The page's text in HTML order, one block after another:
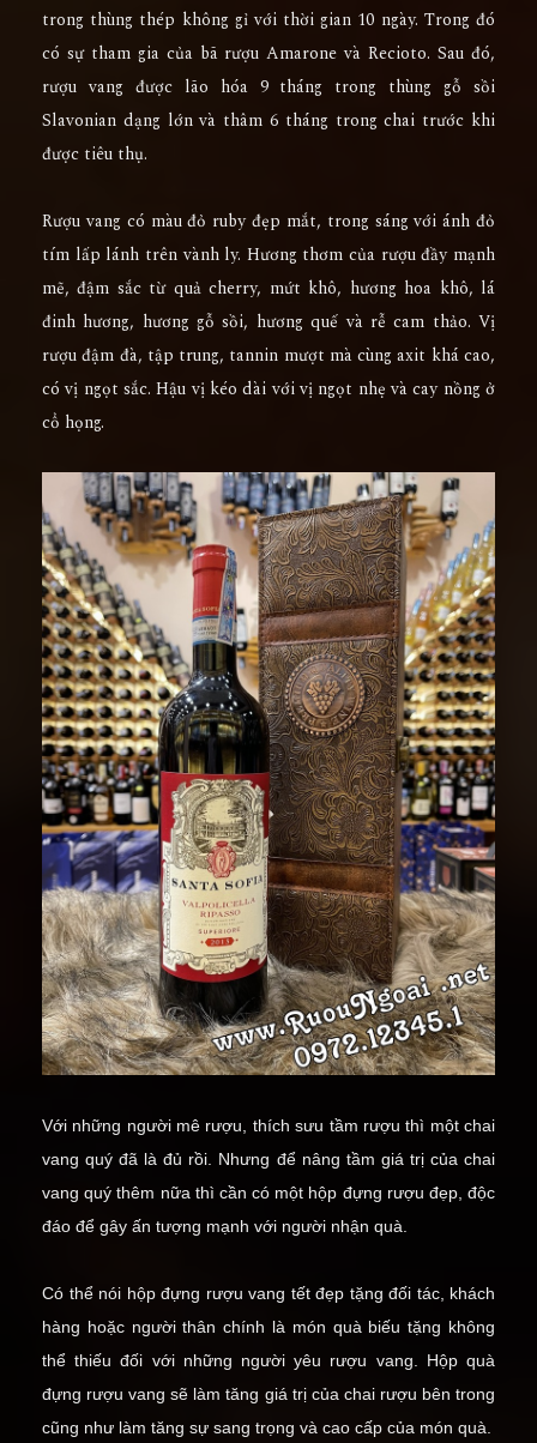
trong thùng thép không gỉ với thời gian 10 ngày. Trong đó
có sự tham gia của bã rượu Amarone và Recioto. Sau đó,
rượu vang được lão hóa 9 tháng trong thùng gỗ sồi
Slavonian dạng lớn và thâm 6 tháng trong chai trước khi
được tiêu thụ.
Rượu vang có màu đỏ ruby đẹp mắt, trong sáng với ánh đỏ
tím lấp lánh trên vành ly. Hương thơm của rượu đầy mạnh
mẽ, đậm sắc từ quả cherry, mứt khô, hương hoa khô, lá
đinh hương, hương gỗ sồi, hương quế và rễ cam thảo. Vị
rượu đậm đà, tập trung, tannin mượt mà cùng axit khá cao,
có vị ngọt sắc. Hậu vị kéo dài với vị ngọt nhẹ và cay nồng ở
cổ họng.
Với những người mê rượu, thích sưu tầm rượu thì một chai
vang quý đã là đủ rồi. Nhưng để nâng tầm giá trị của chai
vang quý thêm nữa thì cần có một hộp đựng rượu đẹp, độc
đáo để gây ấn tượng mạnh với người nhận quà.
Có thể nói hộp đựng rượu vang tết đẹp tặng đối tác, khách
hàng hoặc người thân chính là món quà biếu tặng không
thể thiếu đối với những người yêu rượu vang. Hộp quà
đựng rượu vang sẽ làm tăng giá trị của chai rượu bên trong
cũng như làm tăng sự sang trọng và cao cấp của món quà.